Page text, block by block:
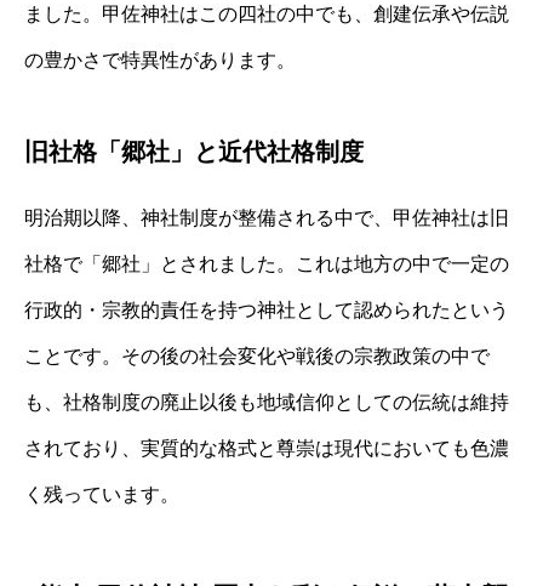
ました。甲佐神社はこの四社の中でも、創建伝承や伝説
の豊かさで特異性があります。
旧社格「郷社」と近代社格制度
明治期以降、神社制度が整備される中で、甲佐神社は旧
社格で「郷社」とされました。これは地方の中で一定の
行政的・宗教的責任を持つ神社として認められたという
ことです。その後の社会変化や戦後の宗教政策の中で
も、社格制度の廃止以後も地域信仰としての伝統は維持
されており、実質的な格式と尊崇は現代においても色濃
く残っています。